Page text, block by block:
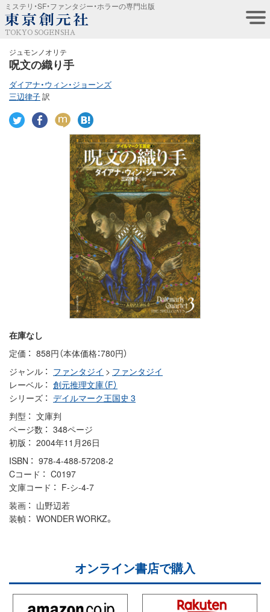
ミステリ・SF・ファンタジー・ホラーの専門出版
TOKYO SOGENSHA
ジュモンノオリテ
呪文の織り手
ダイアナ・ウィン・ジョーンズ
三辺律子訳
在庫なし
定価
858円（本体価格：780円）
ジャンル
ファンタジイ > ファンタジイ
レーベル
創元推理文庫（F）
シリーズ
デイルマーク王国史 3
判型
文庫判
ページ数
348ページ
初版
2004年11月26日
ISBN
978-4-488-57208-2
Cコード
C0197
文庫コード
F-シ-4-7
装画
山野辺若
装幀
WONDER WORKZ。
オンライン書店で購入